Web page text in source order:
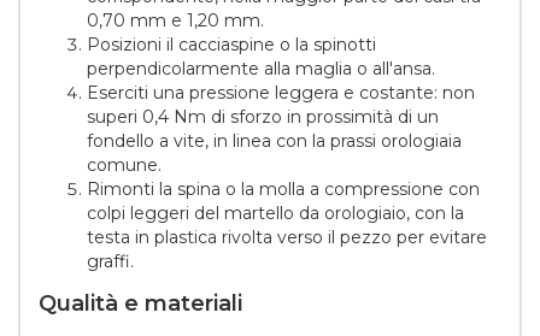
0,70 mm e 1,20 mm.
Posizioni il cacciaspine o la spinotti
perpendicolarmente alla maglia o all'ansa.
Eserciti una pressione leggera e costante: non
superi 0,4 Nm di sforzo in prossimità di un
fondello a vite, in linea con la prassi orologiaia
comune.
Rimonti la spina o la molla a compressione con
colpi leggeri del martello da orologiaio, con la
testa in plastica rivolta verso il pezzo per evitare
graffi.
Qualità e materiali